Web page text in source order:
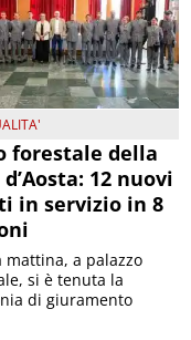
forestale della
12 nuovi
in servizio in 8
mattina, a palazzo
si è tenuta la
di giuramento